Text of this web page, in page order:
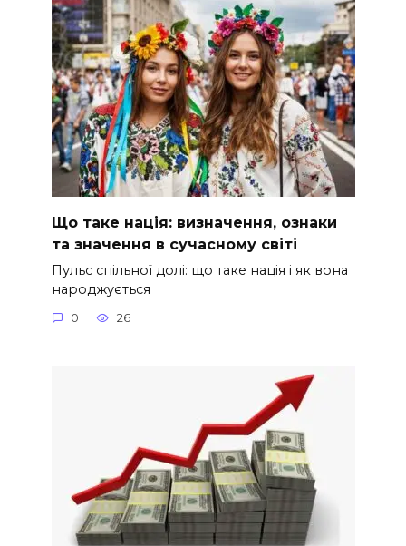
Що таке нація: визначення, ознаки
та значення в сучасному світі
Пульс спільної долі: що таке нація і як вона
народжується
0 26